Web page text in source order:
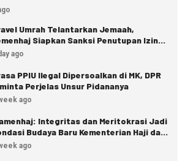
Umrah Telantarkan Jemaah,
Siapkan Sanksi Penutupan Izin
Pidana
ago
PPIU Ilegal Dipersoalkan di MK, DPR
Perjelas Unsur Pidananya
ago
Integritas dan Meritokrasi Jadi
Budaya Baru Kementerian Haji dan
ago